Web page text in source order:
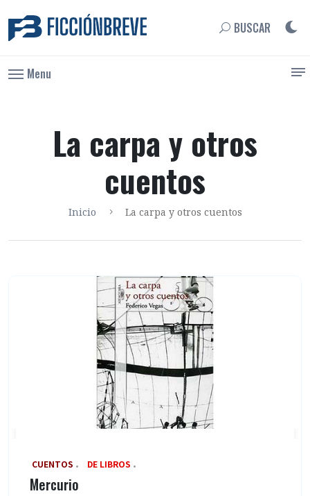
BUSCAR
Menu
La carpa y otros
cuentos
Inicio La carpa y otros cuentos
‎ CUENTOS DE LIBROS
Mercurio